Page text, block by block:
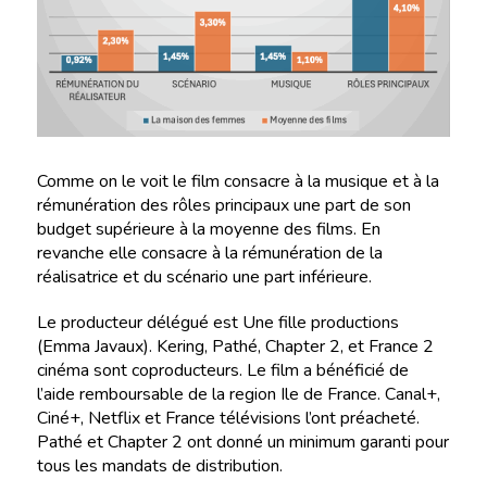
Comme on le voit le film consacre à la musique et à la
rémunération des rôles principaux une part de son
budget supérieure à la moyenne des films. En
revanche elle consacre à la rémunération de la
réalisatrice et du scénario une part inférieure.
Le producteur délégué est Une fille productions
(Emma Javaux). Kering, Pathé, Chapter 2, et France 2
cinéma sont coproducteurs. Le film a bénéficié de
l’aide remboursable de la region Ile de France. Canal+,
Ciné+, Netflix et France télévisions l’ont préacheté.
Pathé et Chapter 2 ont donné un minimum garanti pour
tous les mandats de distribution.